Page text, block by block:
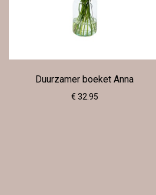
Duurzamer boeket Anna
€ 32.95